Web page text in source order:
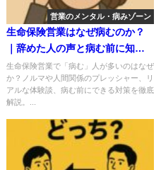
営業のメンタル・病みゾーン
生命保険営業はなぜ病むのか？
｜辞めた人の声と病む前に知っ
ておくべき現実
生命保険営業で「病む」人が多いのはなぜ
か？ノルマや人間関係のプレッシャー、リ
アルな体験談、病む前にできる対策を徹底
解説。...